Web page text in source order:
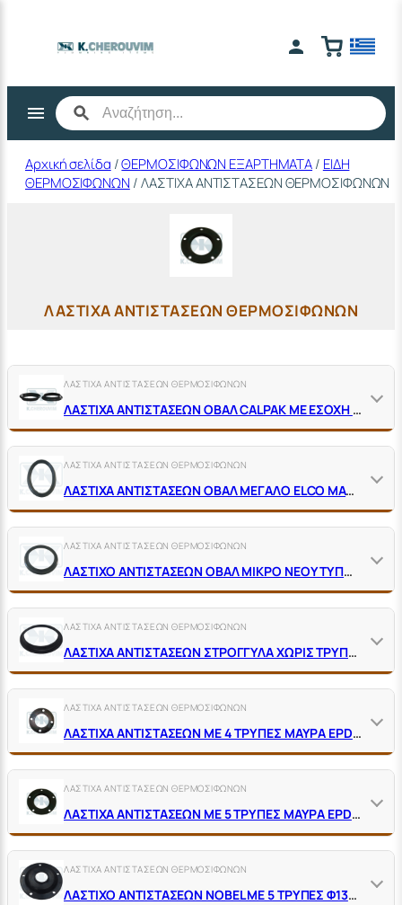
περιεχόμενο
Αρχική σελίδα /ΘΕΡΜΟΣΙΦΩΝΩΝ ΕΞΑΡΤΗΜΑΤΑ/ ΕΙΔΗ
ΘΕΡΜΟΣΙΦΩΝΩΝ / ΛΑΣΤΙΧΑ ΑΝΤΙΣΤΑΣΕΩΝ ΘΕΡΜΟΣΙΦΩΝΩΝ
ΛΑΣΤΙΧΑ ΑΝΤΙΣΤΑΣΕΩΝ ΘΕΡΜΟΣΙΦΩΝΩΝ
ΛΑΣΤΙΧΑ ΑΝΤΙΣΤΑΣΕΩΝ ΘΕΡΜΟΣΙΦΩΝΩΝ
ΛΑΣΤΙΧΑ ΑΝΤΙΣΤΑΣΕΩΝ ΟΒΑΛ CALPAK ΜΕ ΕΣΟΧΗ ΜΑΥΡΑ EPDM 150˚C
ΛΑΣΤΙΧΑ ΑΝΤΙΣΤΑΣΕΩΝ ΘΕΡΜΟΣΙΦΩΝΩΝ
ΛΑΣΤΙΧΑ ΑΝΤΙΣΤΑΣΕΩΝ ΟΒΑΛ ΜΕΓΑΛΟ ELCO ΜΑΥΡΑ EPDM 150˚C
ΛΑΣΤΙΧΑ ΑΝΤΙΣΤΑΣΕΩΝ ΘΕΡΜΟΣΙΦΩΝΩΝ
ΛΑΣΤΙΧΟ ΑΝΤΙΣΤΑΣΕΩΝ ΟΒΑΛ ΜΙΚΡΟ ΝΕΟΥ ΤΥΠΟΥ ΜΕ ΧΕΙΛΑΚΙ ΜΑΥΡΟ
ΛΑΣΤΙΧΑ ΑΝΤΙΣΤΑΣΕΩΝ ΘΕΡΜΟΣΙΦΩΝΩΝ
ΛΑΣΤΙΧΑ ΑΝΤΙΣΤΑΣΕΩΝ ΣΤΡΟΓΓΥΛΑ ΧΩΡΙΣ ΤΡΥΠΕΣ ΜΑΥΡΑ EPDM 150˚C
ΛΑΣΤΙΧΑ ΑΝΤΙΣΤΑΣΕΩΝ ΘΕΡΜΟΣΙΦΩΝΩΝ
ΛΑΣΤΙΧΑ ΑΝΤΙΣΤΑΣΕΩΝ ΜΕ 4 ΤΡΥΠΕΣ ΜΑΥΡΑ EPDM 150˚C
ΛΑΣΤΙΧΑ ΑΝΤΙΣΤΑΣΕΩΝ ΘΕΡΜΟΣΙΦΩΝΩΝ
ΛΑΣΤΙΧΑ ΑΝΤΙΣΤΑΣΕΩΝ ΜΕ 5 ΤΡΥΠΕΣ ΜΑΥΡΑ EPDM 150˚C
ΛΑΣΤΙΧΑ ΑΝΤΙΣΤΑΣΕΩΝ ΘΕΡΜΟΣΙΦΩΝΩΝ
ΛΑΣΤΙΧΟ ΑΝΤΙΣΤΑΣΕΩΝ NOBEL ΜΕ 5 ΤΡΥΠΕΣ Φ130 X Φ38 X H20 ΜΕ ΠΑΤΟΥΡΑ